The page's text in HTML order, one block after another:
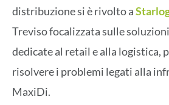
distribuzione si è rivolto a
Treviso focalizzata sulle
dedicate al retail e alla logistica,
risolvere i problemi legati alla
MaxiDi.